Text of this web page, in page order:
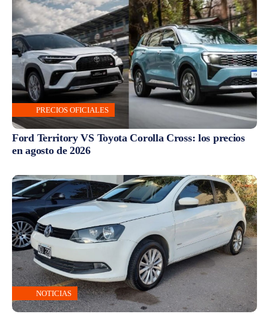
PRECIOS OFICIALES
Ford Territory VS Toyota Corolla Cross: los precios
en agosto de 2026
NOTICIAS